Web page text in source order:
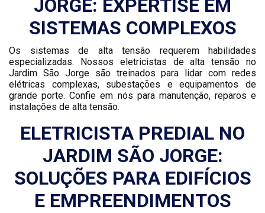
JORGE: EXPERTISE EM
SISTEMAS COMPLEXOS
Os sistemas de alta tensão requerem habilidades
especializadas. Nossos eletricistas de alta tensão no
Jardim São Jorge são treinados para lidar com redes
elétricas complexas, subestações e equipamentos de
grande porte. Confie em nós para manutenção, reparos e
instalações de alta tensão.
ELETRICISTA PREDIAL NO
JARDIM SÃO JORGE:
SOLUÇÕES PARA EDIFÍCIOS
E EMPREENDIMENTOS